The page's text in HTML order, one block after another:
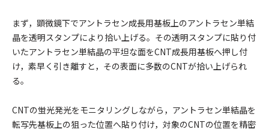
まず，顕微鏡下でアントラセン成長用基板上のアントラセン単結
晶を透明スタンプにより拾い上げる。その透明スタンプに貼り付
いたアントラセン単結晶の平坦な面をCNT成長用基板へ押し付
け，素早く引き離すと，その表面に多数のCNTが拾い上げられ
る。
CNTの蛍光発光をモニタリングしながら，アントラセン単結晶を
転写先基板上の狙った位置へ貼り付け，対象のCNTの位置を精密